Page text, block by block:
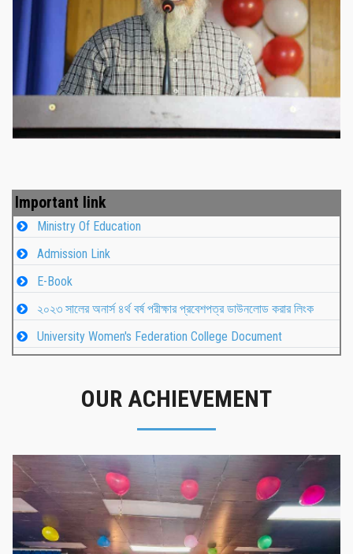
নবীনবরণ - ২০২৫
Important link
Ministry Of Education
Admission Link
E-Book
২০২৩ সালের অনার্স ৪র্থ বর্ষ পরীক্ষার প্রবেশপত্র ডাউনলোড করার লিংক
University Women's Federation College Document
OUR ACHIEVEMENT